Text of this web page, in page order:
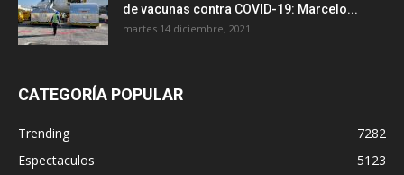
de vacunas contra COVID-19: Marcelo...
martes 14 diciembre, 2021
CATEGORÍA POPULAR
Trending
7282
Espectaculos
5123